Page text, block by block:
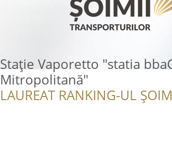
Stație Vaporetto "statia
Mitropolitană"
LAUREAT RANKING-UL